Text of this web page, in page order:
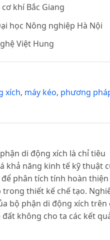
khí Bắc Giang
học Nông nghiệp Hà Nội
Việt Hung
xích, máy kéo, phương
di động xích là chỉ tiêu
khả năng kinh tế kỹ thuật
phân tích tính hoàn thiện
trong thiết kế chế tạo.
bộ phận di động xích trên
không cho ta các kết